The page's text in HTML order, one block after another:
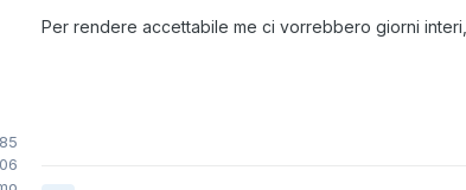
Per rendere accettabile me ci vorrebbero giorni